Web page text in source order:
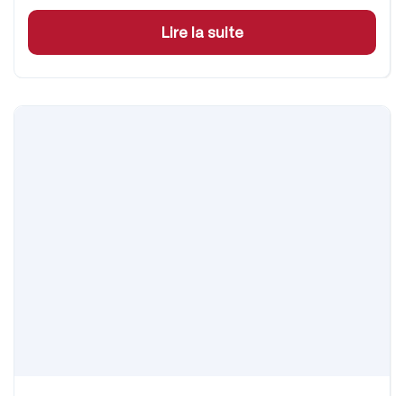
Lire la suite